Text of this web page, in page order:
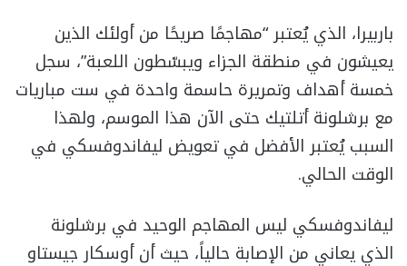
باربيرا، الذي يُعتبر “مهاجمًا صريحًا من أولئك الذين
يعيشون في منطقة الجزاء ويبسّطون اللعبة”، سجل
خمسة أهداف وتمريرة حاسمة واحدة في ست مباريات
مع برشلونة أتلتيك حتى الآن هذا الموسم، ولهذا
السبب يُعتبر الأفضل في تعويض ليفاندوفسكي في
الوقت الحالي.
ليفاندوفسكي ليس المهاجم الوحيد في برشلونة
الذي يعاني من الإصابة حالياً، حيث أن أوسكار جيستاو